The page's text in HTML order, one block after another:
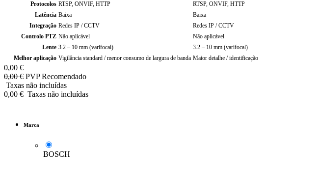
Protocolos RTSP, ONVIF, HTTP
RTSP, ONVIF, HTTP
Latência Baixa
Baixa
Integração Redes IP / CCTV
Redes IP / CCTV
Controlo PTZ Não aplicável
Não aplicável
Lente 3.2 – 10 mm (varifocal)
3.2 – 10 mm (varifocal)
Melhor aplicação Vigilância standard / menor consumo de largura de banda Maior detalhe / identificação
0,00 €
0,00€ PVP Recomendado
Taxas não incluídas
0,00 € Taxas não incluídas
Marca
BOSCH